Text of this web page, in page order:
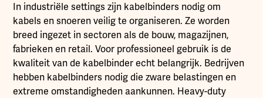
In industriële settings zijn kabelbinders nodig om
kabels en snoeren veilig te organiseren. Ze worden
breed ingezet in sectoren als de bouw, magazijnen,
fabrieken en retail. Voor professioneel gebruik is de
kwaliteit van de kabelbinder echt belangrijk. Bedrijven
hebben kabelbinders nodig die zware belastingen en
extreme omstandigheden aankunnen. Heavy-duty